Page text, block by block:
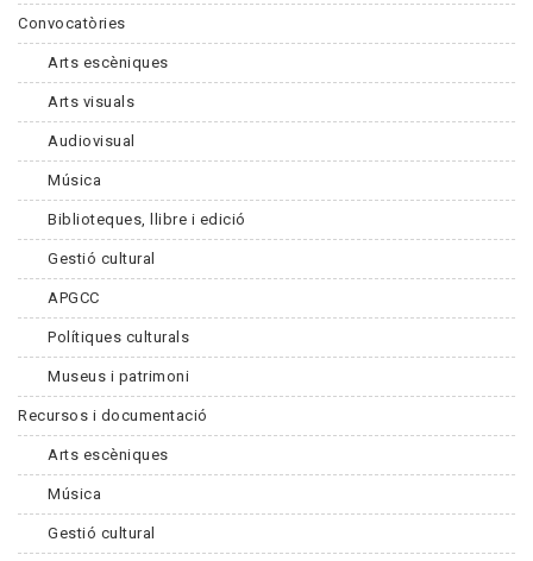
Convocatòries
Arts escèniques
Arts visuals
Audiovisual
Música
Biblioteques, llibre i edició
Gestió cultural
APGCC
Polítiques culturals
Museus i patrimoni
Recursos i documentació
Arts escèniques
Música
Gestió cultural